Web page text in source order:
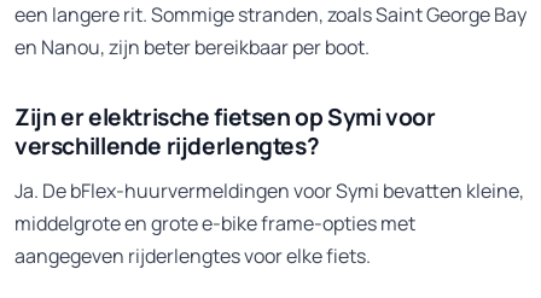
een langere rit. Sommige stranden, zoals Saint George Bay
en Nanou, zijn beter bereikbaar per boot.
Zijn er elektrische fietsen op Symi voor
verschillende rijderlengtes?
Ja. De bFlex-huurvermeldingen voor Symi bevatten kleine,
middelgrote en grote e-bike frame-opties met
aangegeven rijderlengtes voor elke fiets.